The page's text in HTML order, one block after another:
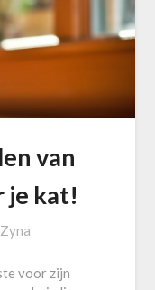
van
je kat!
Zyna
voor zijn